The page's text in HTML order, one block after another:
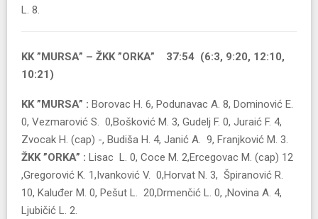
L. 8.
KK ”MURSA” – ŽKK ”ORKA” 37:54 (6:3, 9:20, 12:10,
10:21)
KK ”MURSA” : Borovac H. 6, Podunavac A. 8, Dominović E.
0, Vezmarović S. 0,Bošković M. 3, Gudelj F. 0, Juraić F. 4,
Zvocak H. (cap) -, Budiša H. 4, Janić A. 9, Franjković M. 3.
ŽKK ”ORKA” : Lisac L. 0, Coce M. 2,Ercegovac M. (cap) 12
,Gregorović K. 1,Ivanković V. 0,Horvat N. 3, Špiranović R.
10, Kaluđer M. 0, Pešut L. 20,Drmenčić L. 0, ,Novina A. 4,
Ljubičić L. 2.